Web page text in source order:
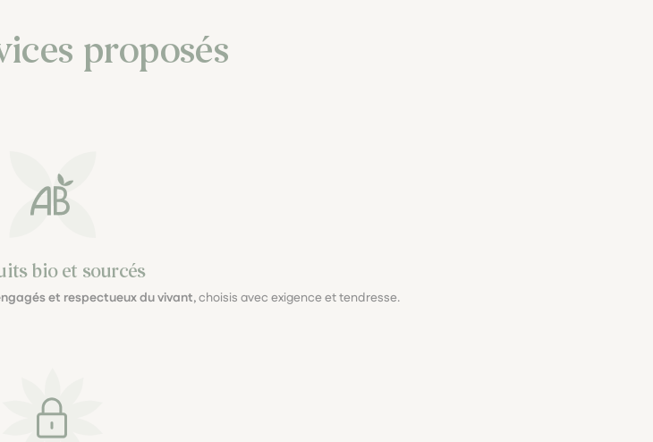
proposés
bio et sourcés
et respectueux du vivant, choisis avec exigence et tendresse.